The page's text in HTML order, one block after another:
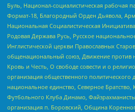
Буль, Национал-социалистическая рабочая
Формат-18, Благородный Орден Дьявола,
Национальная Социалистическая
Родовая Держава Русь, Русское
Инглистической церкви Православных
общенациональный союз, Движение против
Кровь и Честь, О свободе совести и о
организация общественного политического
национальное единство, Северное
Футбольного Клуба Динамо,
организация п. Боровский, Община